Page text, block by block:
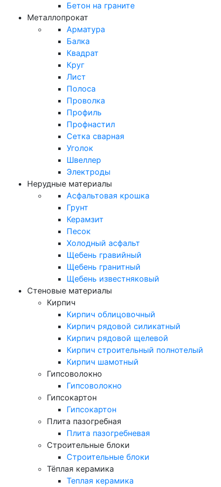
Бетон на граните
Металлопрокат
Арматура
Балка
Квадрат
Круг
Лист
Полоса
Проволка
Профиль
Профнастил
Сетка сварная
Уголок
Швеллер
Электроды
Нерудные материалы
Асфальтовая крошка
Грунт
Керамзит
Песок
Холодный асфальт
Щебень гравийный
Щебень гранитный
Щебень известняковый
Стеновые материалы
Кирпич
Кирпич облицовочный
Кирпич рядовой силикатный
Кирпич рядовой щелевой
Кирпич строительный полнотелый
Кирпич шамотный
Гипсоволокно
Гипсоволокно
Гипсокартон
Гипсокартон
Плита пазогребная
Плита пазогребневая
Строительные блоки
Строительные блоки
Тёплая керамика
Теплая керамика